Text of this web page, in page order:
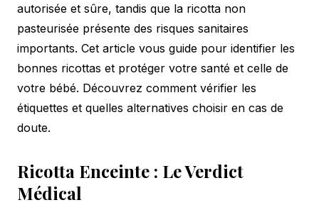
autorisée et sûre, tandis que la ricotta non
pasteurisée présente des risques sanitaires
importants. Cet article vous guide pour identifier les
bonnes ricottas et protéger votre santé et celle de
votre bébé. Découvrez comment vérifier les
étiquettes et quelles alternatives choisir en cas de
doute.
Ricotta Enceinte : Le Verdict
Médical